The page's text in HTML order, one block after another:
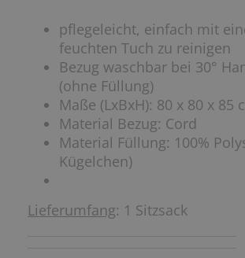
pflegeleicht, einfach mit
feuchten Tuch zu reinigen
Bezug waschbar bei 30°
(ohne Füllung)
Maße (LxBxH): 80 x 80 x 85
Material Bezug: Cord
Material Füllung: 100%
Kügelchen)
Lieferumfang: 1 Sitzsack